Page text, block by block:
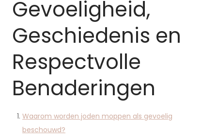
Gevoeligheid,
Geschiedenis en
Respectvolle
Benaderingen
Waarom worden joden moppen als gevoelig
beschouwd?